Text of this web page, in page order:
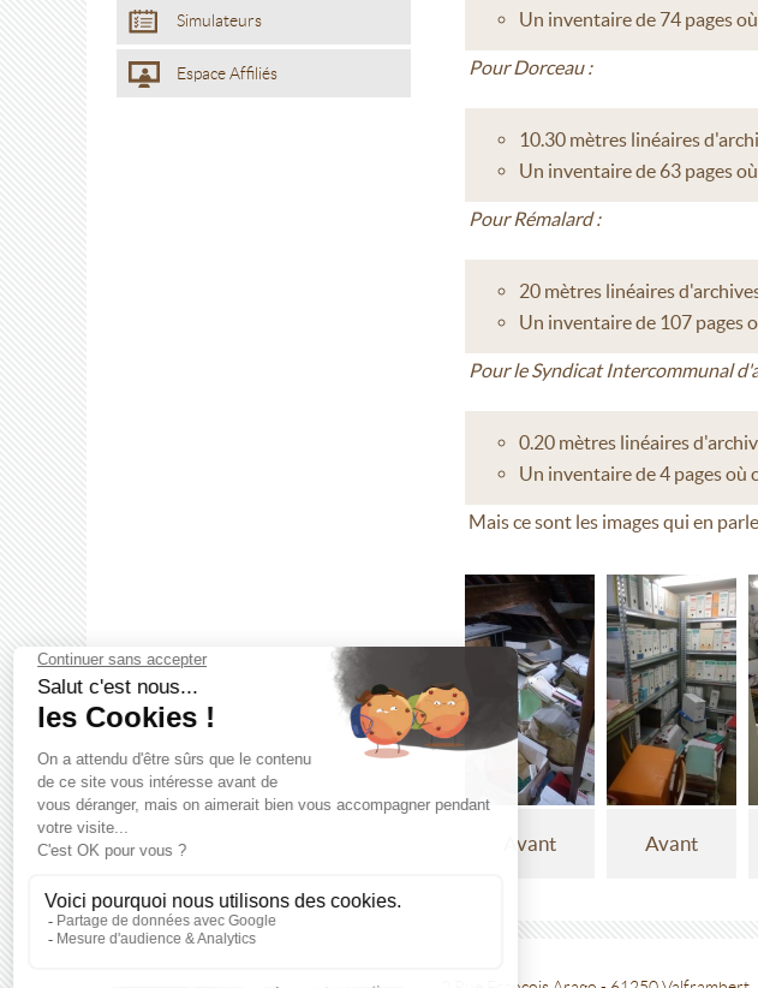
Simulateurs
Espace Affiliés
Un inventaire de 74 pages
Pour Dorceau :
10.30 mètres linéaires
Un inventaire de 63 pages
Pour Rémalard :
20 mètres linéaires
Un inventaire de 107 pages
Pour le Syndicat Intercommunal
0.20 mètres linéaires
Un inventaire de 4 pages où
Mais ce sont les images qui en
Avant Avant